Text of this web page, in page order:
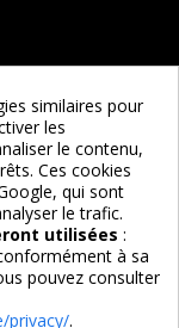
similaires pour
les
le contenu,
Ces cookies
qui sont
le trafic.
utilisées :
à sa
pouvez consulter
privacy/.